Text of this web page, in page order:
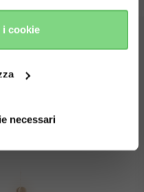
cookie
necessari
dai piedini
here